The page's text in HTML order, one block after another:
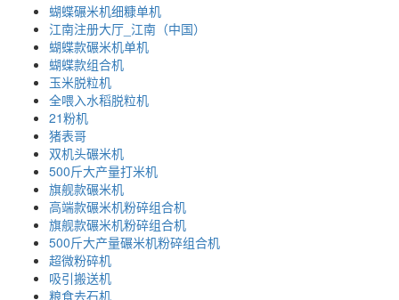
蝴蝶碾米机细糠单机
江南注册大厅_江南（中国）
蝴蝶款碾米机单机
蝴蝶款组合机
玉米脱粒机
全喂入水稻脱粒机
21粉机
猪表哥
双机头碾米机
500斤大产量打米机
旗舰款碾米机
高端款碾米机粉碎组合机
旗舰款碾米机粉碎组合机
500斤大产量碾米机粉碎组合机
超微粉碎机
吸引搬送机
粮食去石机